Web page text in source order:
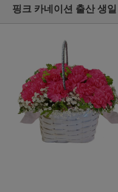
핑크 카네이션 출산 생